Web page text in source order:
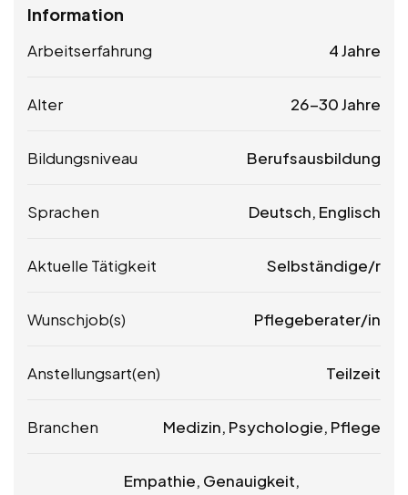
Information
Arbeitserfahrung 4 Jahre
Alter 26-30 Jahre
Bildungsniveau Berufsausbildung
Sprachen Deutsch, Englisch
Aktuelle Tätigkeit Selbständige/r
Wunschjob(s) Pflegeberater/in
Anstellungsart(en) Teilzeit
Branchen Medizin, Psychologie, Pflege
Empathie, Genauigkeit,